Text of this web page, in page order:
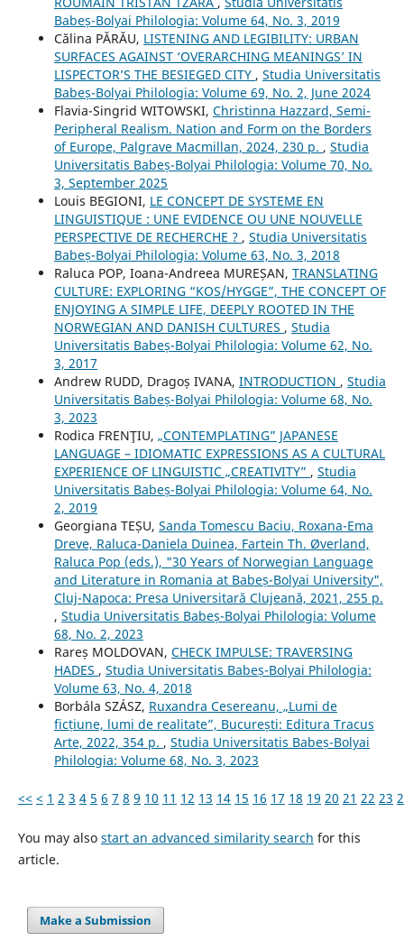
Babeș-Bolyai Philologia: Volume 64, No. 3, 2019
Călina PĂRĂU, LISTENING AND LEGIBILITY: URBAN
SURFACES AGAINST ‘OVERARCHING MEANINGS’ IN
LISPECTOR’S THE BESIEGED CITY , Studia Universitatis
Babeș-Bolyai Philologia: Volume 69, No. 2, June 2024
Flavia-Singrid WITOWSKI, Christinna Hazzard, Semi-
Peripheral Realism. Nation and Form on the Borders
of Europe, Palgrave Macmillan, 2024, 230 p. , Studia
Universitatis Babeș-Bolyai Philologia: Volume 70, No.
3, September 2025
Louis BEGIONI, LE CONCEPT DE SYSTEME EN
LINGUISTIQUE : UNE EVIDENCE OU UNE NOUVELLE
PERSPECTIVE DE RECHERCHE ? , Studia Universitatis
Babeș-Bolyai Philologia: Volume 63, No. 3, 2018
Raluca POP, Ioana-Andreea MUREȘAN, TRANSLATING
CULTURE: EXPLORING “KOS/HYGGE”, THE CONCEPT OF
ENJOYING A SIMPLE LIFE, DEEPLY ROOTED IN THE
NORWEGIAN AND DANISH CULTURES , Studia
Universitatis Babeș-Bolyai Philologia: Volume 62, No.
3, 2017
Andrew RUDD, Dragoș IVANA, INTRODUCTION , Studia
Universitatis Babeș-Bolyai Philologia: Volume 68, No.
3, 2023
Rodica FRENŢIU, „CONTEMPLATING” JAPANESE
LANGUAGE – IDIOMATIC EXPRESSIONS AS A CULTURAL
EXPERIENCE OF LINGUISTIC „CREATIVITY” , Studia
Universitatis Babeș-Bolyai Philologia: Volume 64, No.
2, 2019
Georgiana TEȘU, Sanda Tomescu Baciu, Roxana-Ema
Dreve, Raluca-Daniela Duinea, Fartein Th. Øverland,
Raluca Pop (eds.), "30 Years of Norwegian Language
and Literature in Romania at Babeș-Bolyai University",
Cluj-Napoca: Presa Universitară Clujeană, 2021, 255 p.
, Studia Universitatis Babeș-Bolyai Philologia: Volume
68, No. 2, 2023
Rareș MOLDOVAN, CHECK IMPULSE: TRAVERSING
HADES , Studia Universitatis Babeș-Bolyai Philologia:
Volume 63, No. 4, 2018
Borbála SZÁSZ, Ruxandra Cesereanu, „Lumi de
ficțiune, lumi de realitate”, București: Editura Tracus
Arte, 2022, 354 p. , Studia Universitatis Babeș-Bolyai
Philologia: Volume 68, No. 3, 2023
<< < 1 2 3 4 5 6 7 8 9 10 11 12 13 14 15 16 17 18 19 20 21 22 23
You may also start an advanced similarity search for this
article.
Make a Submission